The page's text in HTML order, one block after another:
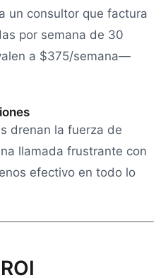
un consultor que factura
por semana de 30
a $375/semana—
drenan la fuerza de
llamada frustrante con
efectivo en todo lo